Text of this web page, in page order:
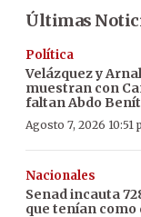
Últimas
Política
Velázquez y
muestran con
faltan Abdo
Agosto 7, 2026 10:51
Nacionales
Senad incauta
que tenían